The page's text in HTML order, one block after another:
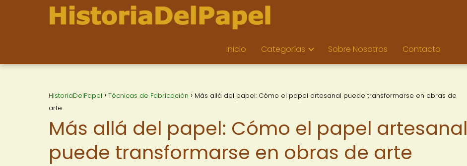
Inicio Categorías Sobre Nosotros Contacto
HistoriaDelPapel Técnicas de Fabricación
Más allá del papel: Cómo el papel artesanal puede transformarse en obras de
arte
Más allá del papel: Cómo el papel artesanal
puede transformarse en obras de arte